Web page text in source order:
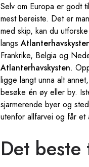
Selv om Europa er godt
mest bereiste. Det er
med skip, kan du
langs
Frankrike, Belgia og
Atlanterhavskysten.
ligge langt unna alt
besøke én øy eller by.
sjarmerende byer og
utenfor allfarvei og får et
Det